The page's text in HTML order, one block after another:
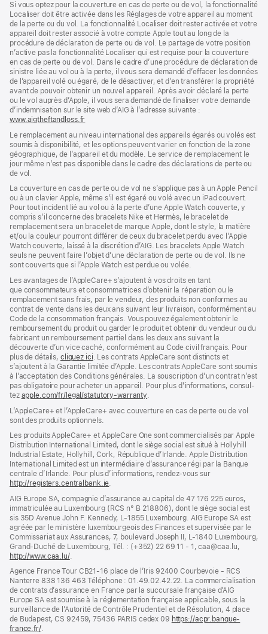
Si vous optez pour la couverture en cas de perte ou de vol, la fonctionnalité
Localiser doit être activée dans les Réglages de votre appareil au moment
de la perte ou du vol. La fonctionnalité Localiser doit rester activée et votre
appareil doit rester associé à votre compte Apple tout au long de la
procédure de déclaration de perte ou de vol. Le partage de votre position
n’active pas la fonctionnalité Localiser qui est requise pour la couverture
en cas de perte ou de vol. Dans le cadre d’une procédure de déclaration de
sinistre liée au vol ou à la perte, il vous sera demandé d’effacer les données
de l’appareil volé ou égaré, de le désactiver, et d’en transférer la propriété
avant de pouvoir obtenir un nouvel appareil. Après avoir déclaré la perte
ou le vol auprès d’Apple, il vous sera demandé de finaliser votre demande
d’indemnisation sur le site web d’AIG à l’adresse suivante :
www.aigtheftandloss.fr
une
nouvelle
fenêtre)
Le remplacement au niveau international des appareils égarés ou volés est
soumis à disponibilité, et les options peuvent varier en fonction de la zone
géographique, de l’appareil et du modèle. Le service de remplacement le
jour même n’est pas disponible dans le cadre des déclarations de perte ou
de vol.
La couverture en cas de perte ou de vol ne s’applique pas à un Apple Pencil
ou à un clavier Apple, même s’il est égaré ou volé avec un iPad couvert.
Pour tout incident lié au vol ou à la perte d’une Apple Watch couverte, y
compris s’il concerne des bracelets Nike et Hermès, le bracelet de
remplacement sera un bracelet de marque Apple, dont le style, la matière
et/ou la couleur pourront différer de ceux du bracelet perdu avec l’Apple
Watch couverte, laissé à la discrétion d’AIG. Les bracelets Apple Watch
seuls ne peuvent faire l’objet d’une déclaration de perte ou de vol. Ils ne
sont couverts que si l’Apple Watch est perdue ou volée.
Les avan­tages de l’AppleCare+ s’ajoutent à vos droits en tant
que consommateurs et consommatrices d’obtenir la réparation ou le
rempla­cement sans frais, par le vendeur, des pro­duits non conformes au
contrat de vente dans les deux ans suivant leur livraison, conformément au
Code de la consom­mation français. Vous pouvez égale­ment obtenir le
rembour­sement du produit ou garder le produit et obtenir du vendeur ou du
fabricant un rembour­sement partiel dans les deux ans suivant la
découverte d’un vice caché, conformément au Code civil français. Pour
plus de détails, cliquez ici(s’ouvre
dans
une
nouvelle
fenêtre)
. Les contrats AppleCare sont distincts et
s’ajoutent à la Garantie limitée d’Apple. Les contrats AppleCare sont soumis
à l’acceptation des Conditions générales. La souscription d’un contrat n’est
pas obligatoire pour acheter un appa­reil. Pour plus d’infor­mations, consul­
tez apple.com/fr/legal/statutory-warranty(s’ouvre
une
fenêtre)
.
L’AppleCare+ et l’AppleCare+ avec couver­ture en cas de perte ou de vol
sont des pro­duits optionnels.
Les produits AppleCare+ et AppleCare One sont commercialisés par Apple
Distribution International Limited, dont le siège social est situé à Hollyhill
Industrial Estate, Hollyhill, Cork, République d’Irlande. Apple Distribution
International Limited est un intermédiaire d’assurance régi par la Banque
centrale d’Irlande. Pour plus d’informations, rendez-vous sur
http://registers.centralbank.ie(s’ouvre
une
nouvelle
fenêtre)
.
AIG Europe SA, compagnie d’assurance au capital de 47 176 225 euros,
immatriculée au Luxembourg (RCS n° B 218806), dont le siège social est
sis 35D Avenue John F. Kennedy, L-1855 Luxembourg. AIG Europe SA est
agréée par le ministère luxembourgeois des Finances et supervisée par le
Commissariat aux Assurances, 7, boulevard Joseph II, L-1840 Luxembourg,
Grand-Duché de Luxembourg, Tél. : (+352) 22 69 11 - 1, caa@caa.lu,
http://www.caa.lu/(s’ouvre
une
nouvelle
fenêtre)
.
Agence France Tour CB21-16 place de l’Iris 92400 Courbevoie - RCS
Nanterre 838 136 463 Téléphone : 01.49.02.42.22. La commercialisation
de contrats d’assurance en France par la succursale française d’AIG
Europe SA est soumise à la réglementation française applicable, sous la
surveillance de l’Autorité de Contrôle Prudentiel et de Résolution, 4 place
de Budapest, CS 92459, 75436 PARIS cedex 09 https://acpr.banque-
france.fr/(s’ouvre
.